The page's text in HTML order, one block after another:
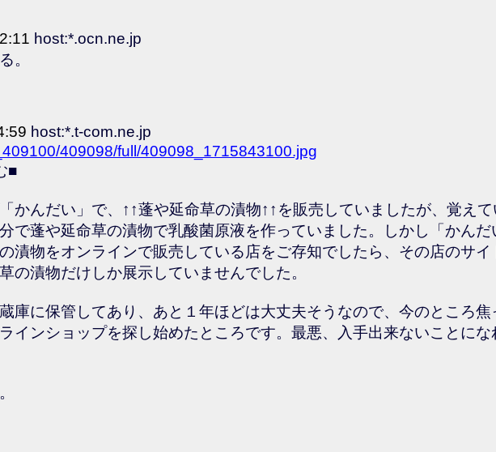
host:*.ocn.ne.jp
。
host:*.t-com.ne.jp
409098/full/409098_1715843100.jpg
■
かんだい」で、↑↑蓬や延命草の漬物↑↑を販売していましたが、覚え
で蓬や延命草の漬物で乳酸菌原液を作っていました。しかし「かん
漬物をオンラインで販売している店をご存知でしたら、その店のサ
の漬物だけしか展示していませんでした。
庫に保管してあり、あと１年ほどは大丈夫そうなので、今のところ
インショップを探し始めたところです。最悪、入手出来ないことに